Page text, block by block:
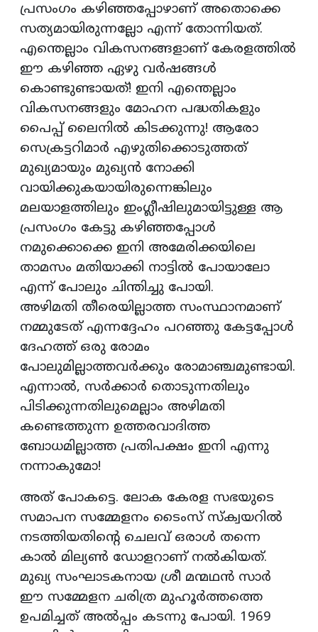
പ്രസംഗം കഴിഞ്ഞപ്പോഴാണ് അതൊക്കെ
സത്യമായിരുന്നല്ലോ എന്ന് തോന്നിയത്.
എന്തെല്ലാം വികസനങ്ങളാണ് കേരളത്തിൽ
ഈ കഴിഞ്ഞ ഏഴു വർഷങ്ങൾ
കൊണ്ടുണ്ടായത്! ഇനി എന്തെല്ലാം
വികസനങ്ങളും മോഹന പദ്ധതികളും
പൈപ്പ് ലൈനിൽ കിടക്കുന്നു! ആരോ
സെക്രട്ടറിമാർ എഴുതിക്കൊടുത്തത്
മുഖ്യമായും മുഖ്യൻ നോക്കി
വായിക്കുകയായിരുന്നെങ്കിലും
മലയാളത്തിലും ഇംഗ്ലീഷിലുമായിട്ടുള്ള ആ
പ്രസംഗം കേട്ടു കഴിഞ്ഞപ്പോൾ
നമുക്കൊക്കെ ഇനി അമേരിക്കയിലെ
താമസം മതിയാക്കി നാട്ടിൽ പോയാലോ
എന്ന് പോലും ചിന്തിച്ചു പോയി.
അഴിമതി തീരെയില്ലാത്ത സംസ്ഥാനമാണ്
നമ്മുടേത് എന്നദ്ദേഹം പറഞ്ഞു കേട്ടപ്പോൾ
ദേഹത്ത് ഒരു രോമം
പോലുമില്ലാത്തവർക്കും രോമാഞ്ചമുണ്ടായി.
എന്നാൽ, സർക്കാർ തൊടുന്നതിലും
പിടിക്കുന്നതിലുമെല്ലാം അഴിമതി
കണ്ടെത്തുന്ന ഉത്തരവാദിത്ത
ബോധമില്ലാത്ത പ്രതിപക്ഷം ഇനി എന്നു
നന്നാകുമോ!
അത് പോകട്ടെ. ലോക കേരള സഭയുടെ
സമാപന സമ്മേളനം ടൈംസ് സ്‌ക്വയറിൽ
നടത്തിയതിന്റെ ചെലവ് ഒരാൾ തന്നെ
കാൽ മില്യൺ ഡോളറാണ് നൽകിയത്.
മുഖ്യ സംഘാടകനായ ശ്രീ മന്മഥൻ സാർ
ഈ സമ്മേളന ചരിത്ര മുഹൂർത്തത്തെ
ഉപമിച്ചത് അൽപ്പം കടന്നു പോയി. 1969